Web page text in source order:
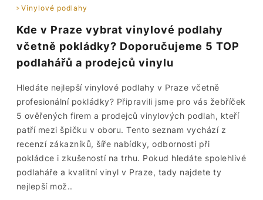
Vinylové podlahy
Kde v Praze vybrat vinylové podlahy
včetně pokládky? Doporučujeme 5 TOP
podlahářů a prodejců vinylu
Hledáte nejlepší vinylové podlahy v Praze včetně
profesionální pokládky? Připravili jsme pro vás žebříček
5 ověřených firem a prodejců vinylových podlah, kteří
patří mezi špičku v oboru. Tento seznam vychází z
recenzí zákazníků, šíře nabídky, odbornosti při
pokládce i zkušeností na trhu. Pokud hledáte spolehlivé
podlaháře a kvalitní vinyl v Praze, tady najdete ty
nejlepší mož..